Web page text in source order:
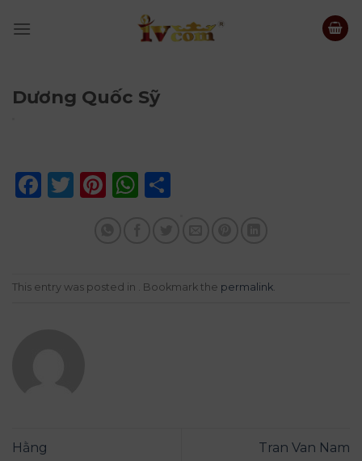
Dương Quốc Sỹ
Facebook
Twitter
Pinterest
WhatsApp
This entry was posted in . Bookmark the permalink.
Hằng Tran Van Nam